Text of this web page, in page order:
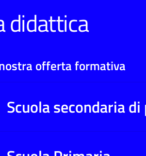
didattica
offerta formativa
Scuola secondaria